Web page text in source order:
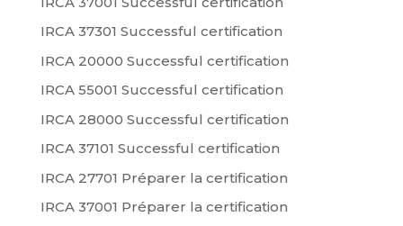
IRCA 37301 Successful certification
IRCA 20000 Successful certification
IRCA 55001 Successful certification
IRCA 28000 Successful certification
IRCA 37101 Successful certification
IRCA 27701 Préparer la certification
IRCA 37001 Préparer la certification